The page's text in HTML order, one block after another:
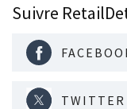
Suivre
TWITTER